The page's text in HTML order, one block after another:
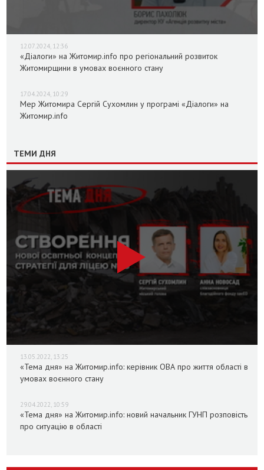
12.07.2024, 12:36
«Діалоги» на Житомир.info про регіональний розвиток
Житомирщини в умовах воєнного стану
17.04.2024, 10:29
Мер Житомира Сергій Сухомлин у програмі «Діалоги» на
Житомир.info
ТЕМИ ДНЯ
13.05.2022, 13:25
«Тема дня» на Житомир.info: керівник ОВА про життя області в
умовах воєнного стану
29.04.2022, 10:59
«Тема дня» на Житомир.info: новий начальник ГУНП розповість
про ситуацію в області